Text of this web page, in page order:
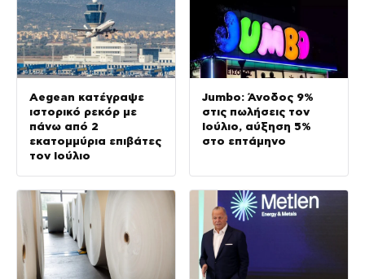
Aegean κατέγραψε
ιστορικό ρεκόρ με
πάνω από 2
εκατομμύρια επιβάτες
τον Ιούλιο
Jumbo: Άνοδος 9%
στις πωλήσεις τον
Ιούλιο, αύξηση 5%
στο επτάμηνο